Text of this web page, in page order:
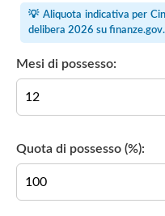
💡 Aliquota indicativa per
delibera 2026 su
Mesi di possesso:
Quota di possesso (%):